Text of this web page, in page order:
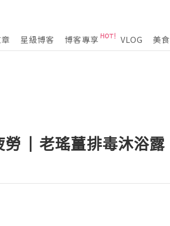
星級博客 博客專享 VLOG 美食
勞 | 老瑤薑排毒沐浴露